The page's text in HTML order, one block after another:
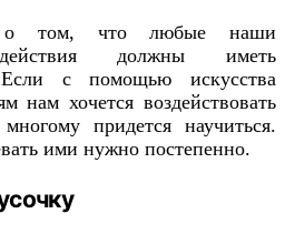
о том, что любые наши
действия должны иметь
с помощью искусства
нам хочется воздействовать
придется научиться.
ими нужно постепенно.